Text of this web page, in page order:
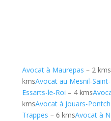
Avocat à Maurepas – 2 kms
kmsAvocat au Mesnil-
Essarts-le-Roi – 4 kms
kmsAvocat à Jouars-
Trappes – 6 kmsAvocat à